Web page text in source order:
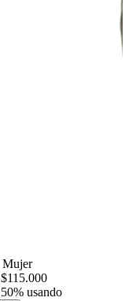
Mujer
$115.000
50% usando